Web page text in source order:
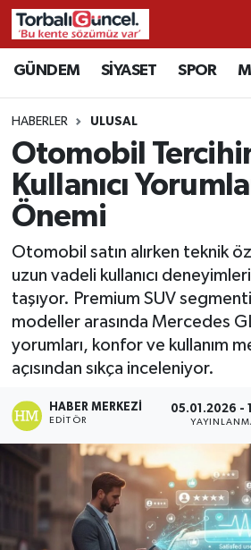
GÜNDEM SİYASET SPOR
HABERLER ULUSAL
Otomobil
Kullanıcı
Önemi
Otomobil satın alırken teknik
uzun vadeli kullanıcı
taşıyor. Premium SUV
modeller arasında Mercedes
yorumları, konfor ve kullanım
açısından sıkça inceleniyor.
HABER MERKEZI
EDITÖR
05.01.2026 -
İzmir Nöbetçi Eczaneler
İzmir Hava Durumu
İzmir Namaz Vakitleri
İzmir Trafik Yoğunluk Haritası
Süper Lig Puan Durumu ve
Tüm Manşetler
Son Dakika Haberleri